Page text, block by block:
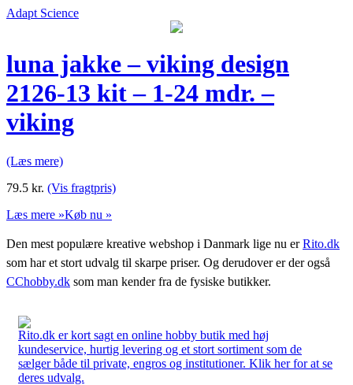
Adapt Science
luna jakke – viking design
2126-13 kit – 1-24 mdr. –
viking
(Læs mere)
79.5 kr. (Vis fragtpris)
Læs mere »Køb nu »
Den mest populære kreative webshop i Danmark lige nu erRito.dk
som har et stort udvalg til skarpe priser. Og derudover er der også
CChobby.dk som man kender fra de fysiske butikker.
Rito.dk er kort sagt en online hobby butik med høj
kundeservice, hurtig levering og et stort sortiment som de
sælger både til private, engros og institutioner. Klik her for at se
deres udvalg.